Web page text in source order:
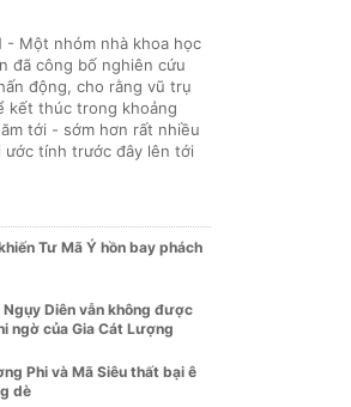
- Một nhóm nhà khoa học
đã công bố nghiên cứu
động, cho rằng vũ trụ
kết thúc trong khoảng
tới - sớm hơn rất nhiều
ước tính trước đây lên tới
Tư Mã Ý hồn bay phách
Ngụy Diên vẫn không được
ngờ của Gia Cát Lượng
Phi và Mã Siêu thất bại ê
dè